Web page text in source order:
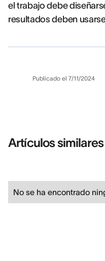
el trabajo debe
resultados deben
Publicado el 7/11/2024
Artículos similares
No se ha encontrado